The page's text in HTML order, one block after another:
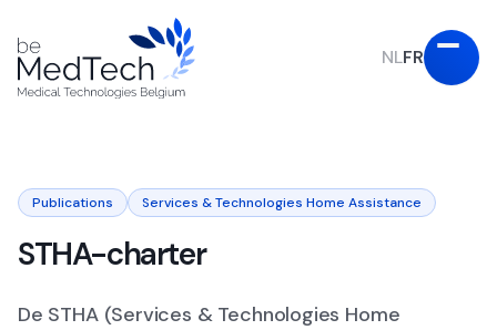
NLFR
Publications Services & Technologies Home Assistance
STHA-charter
De STHA (Services & Technologies Home